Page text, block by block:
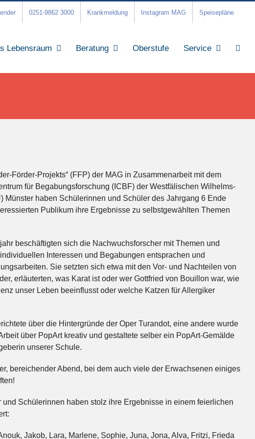
0251-9862 3000 Krankmeldung Instagram MAG Speisepläne
Lebensraum Beratung Oberstufe Service
Förder-Projekts“ (FFP) der MAG in Zusammenarbeit mit dem
für Begabungsforschung (ICBF) der Westfälischen Wilhelms-
Münster haben Schülerinnen und Schüler des Jahrgang 6 Ende
Publikum ihre Ergebnisse zu selbstgewählten Themen
beschäftigten sich die Nachwuchsforscher mit Themen und
Interessen und Begabungen entsprachen und
Sie setzten sich etwa mit den Vor- und Nachteilen von
erläuterten, was Karat ist oder wer Gottfried von Bouillon war, wie
unser Leben beeinflusst oder welche Katzen für Allergiker
über die Hintergründe der Oper Turandot, eine andere wurde
über PopArt kreativ und gestaltete selber ein PopArt-Gemälde
unserer Schule.
bereichender Abend, bei dem auch viele der Erwachsenen einiges
und Schülerinnen haben stolz ihre Ergebnisse in einem feierlichen
Jakob, Lara, Marlene, Sophie, Juna, Jona, Alva, Fritzi, Frieda